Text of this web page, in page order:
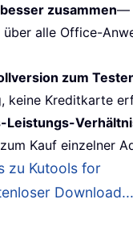
zusammen—
alle Office-
zum
keine Kreditkarte
Leistungs-
Kauf einzelner
zu Kutools for
Download...